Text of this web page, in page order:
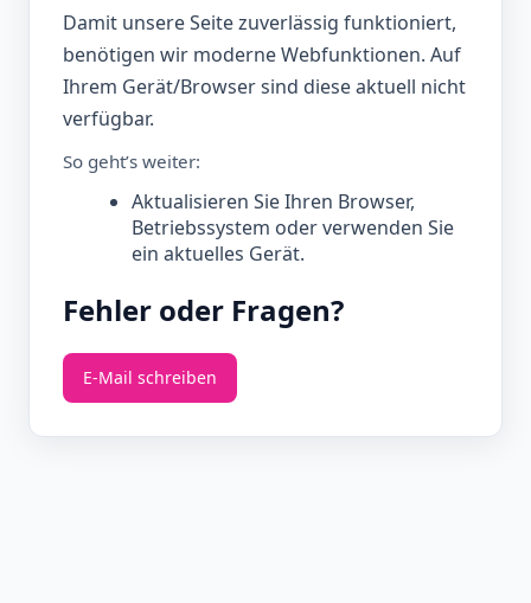
Damit unsere Seite zuverlässig funktioniert,
benötigen wir moderne Webfunktionen. Auf
Ihrem Gerät/Browser sind diese aktuell nicht
verfügbar.
So geht’s weiter:
Aktualisieren Sie Ihren Browser,
Betriebssystem oder verwenden Sie
ein aktuelles Gerät.
Fehler oder Fragen?
E‑Mail schreiben